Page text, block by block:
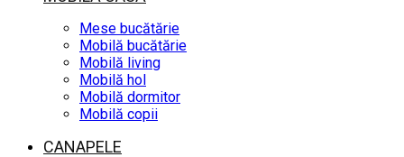
Mese bucătărie
Mobilă bucătărie
Mobilă living
Mobilă hol
Mobilă dormitor
Mobilă copii
CANAPELE